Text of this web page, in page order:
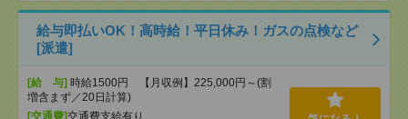
給与即払いOK！高時給！平日休み！ガスの点検など
[派遣]
[給 与] 時給1500円 【月収例】225,000円～(割
増含まず／20日計算)
[交通費]交通費支給有り